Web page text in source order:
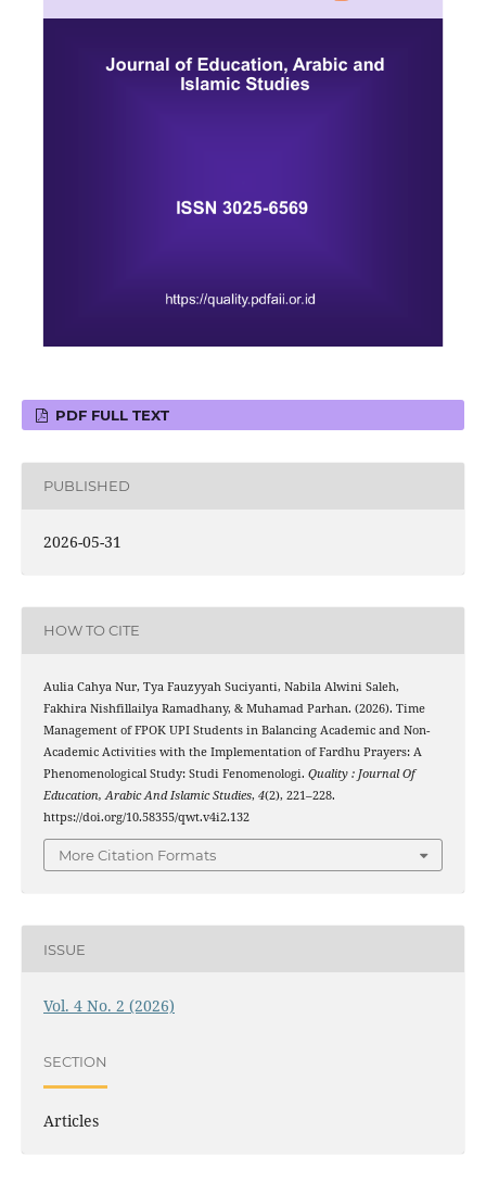
PDF FULL TEXT
PUBLISHED
2026-05-31
HOW TO CITE
Aulia Cahya Nur, Tya Fauzyyah Suciyanti, Nabila Alwini Saleh,
Fakhira Nishfillailya Ramadhany, & Muhamad Parhan. (2026). Time
Management of FPOK UPI Students in Balancing Academic and Non-
Academic Activities with the Implementation of Fardhu Prayers: A
Phenomenological Study: Studi Fenomenologi. Quality : Journal Of
Education, Arabic And Islamic Studies, 4(2), 221–228.
https://doi.org/10.58355/qwt.v4i2.132
More Citation Formats
ISSUE
Vol. 4 No. 2 (2026)
SECTION
Articles